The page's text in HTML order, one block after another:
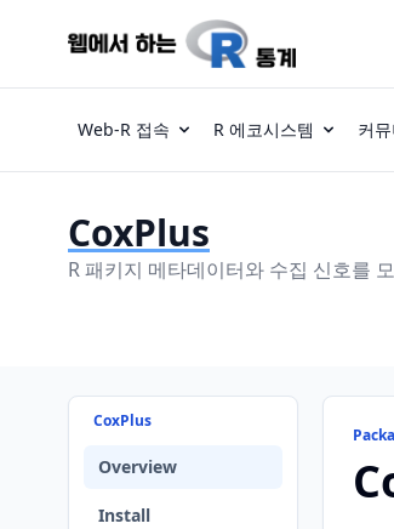
Web-R 접속 R 에코시스템 커
CoxPlus
R 패키지 메타데이터와 수집 신호를
CoxPlus
Overview
Install